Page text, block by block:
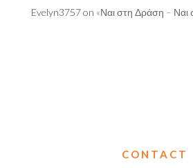
Evelyn3757on «Ναι στη Δράση – Ναι
CONTACT